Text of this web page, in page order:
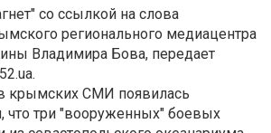
" со ссылкой на слова
регионального медиацентра
Владимира Бова, передает
ua.
крымских СМИ появилась
три "вооруженных" боевых